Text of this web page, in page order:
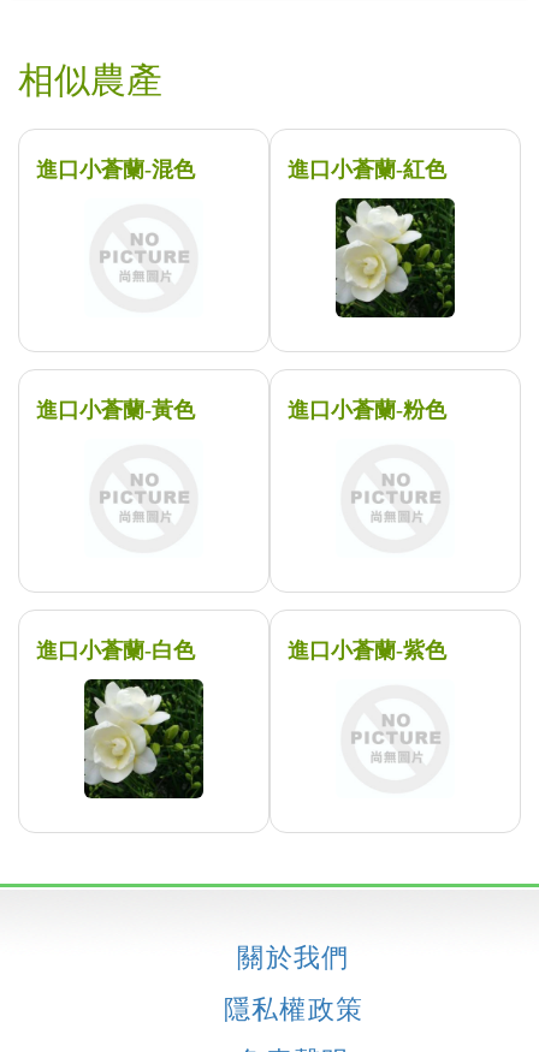
相似農產
進口小蒼蘭-混色 進口小蒼蘭-紅色
進口小蒼蘭-黃色 進口小蒼蘭-粉色
進口小蒼蘭-白色 進口小蒼蘭-紫色
關於我們
隱私權政策